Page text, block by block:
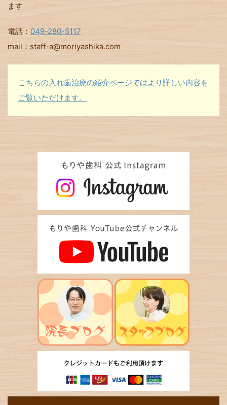
ます
電話： 049-280-5117
mail：staff-a@moriyashika.com
こちらの入れ歯治療の紹介ページではより詳しい内容を
ご覧いただけます。